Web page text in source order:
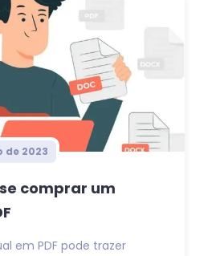
de 2023
comprar um
em PDF pode trazer